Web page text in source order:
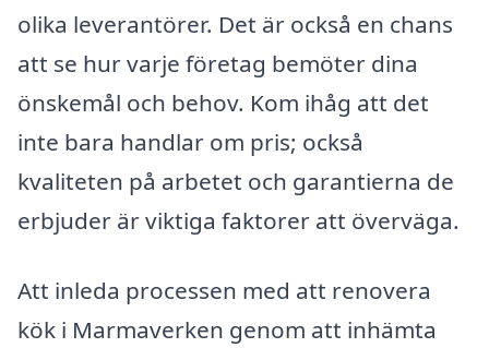
olika leverantörer. Det är också en chans
att se hur varje företag bemöter dina
önskemål och behov. Kom ihåg att det
inte bara handlar om pris; också
kvaliteten på arbetet och garantierna de
erbjuder är viktiga faktorer att överväga.
Att inleda processen med att renovera
kök i Marmaverken genom att inhämta